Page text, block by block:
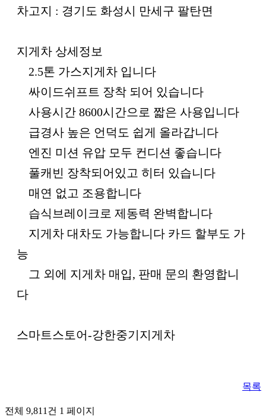
차고지 : 경기도 화성시 만세구 팔탄면
지게차 상세정보
2.5톤 가스지게차 입니다
싸이드쉬프트 장착 되어 있습니다
사용시간 8600시간으로 짧은 사용입니다
급경사 높은 언덕도 쉽게 올라갑니다
엔진 미션 유압 모두 컨디션 좋습니다
풀캐빈 장착되어있고 히터 있습니다
매연 없고 조용합니다
습식브레이크로 제동력 완벽합니다
지게차 대차도 가능합니다 카드 할부도 가
능
그 외에 지게차 매입, 판매 문의 환영합니
다
스마트스토어-강한중기지게차
목록
전체 9,811건 1 페이지